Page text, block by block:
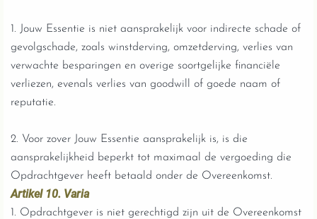
1. Jouw Essentie is niet aansprakelijk voor indirecte schade of
gevolgschade, zoals winstderving, omzetderving, verlies van
verwachte besparingen en overige soortgelijke financiële
verliezen, evenals verlies van goodwill of goede naam of
reputatie.
2. Voor zover Jouw Essentie aansprakelijk is, is die
aansprakelijkheid beperkt tot maximaal de vergoeding die
Opdrachtgever heeft betaald onder de Overeenkomst.
Artikel 10. Varia
1. Opdrachtgever is niet gerechtigd zijn uit de Overeenkomst